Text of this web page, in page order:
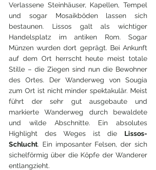
Verlassene Steinhäuser, Kapellen, Tempel
und sogar Mosaikböden lassen sich
bestaunen. Lissos galt als wichtiger
Handelsplatz im antiken Rom. Sogar
Münzen wurden dort geprägt. Bei Ankunft
auf dem Ort herrscht heute meist totale
Stille – die Ziegen sind nun die Bewohner
des Ortes. Der Wanderweg von Sougia
zum Ort ist nicht minder spektakulär. Meist
führt der sehr gut ausgebaute und
markierte Wanderweg durch bewaldete
und wilde Abschnitte. Ein absolutes
Highlight des Weges ist die Lissos-
Schlucht. Ein imposanter Felsen, der sich
sichelförmig über die Köpfe der Wanderer
entlangzieht.